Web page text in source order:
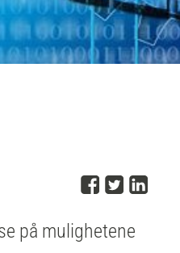
Del på
Del
på mulighetene